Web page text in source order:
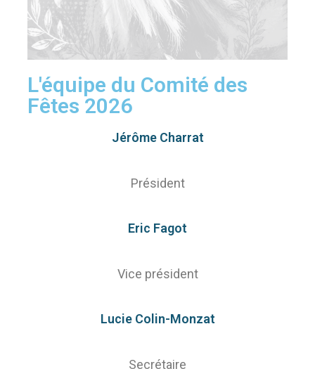
L'équipe du Comité des
Fêtes 2026​
Jérôme Charrat​
Président
Eric Fagot
Vice président
Lucie Colin-Monzat
Secrétaire